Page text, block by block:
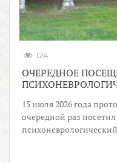
124
ОЧЕРЕДНОЕ
15 июля 2026 года
очередной раз